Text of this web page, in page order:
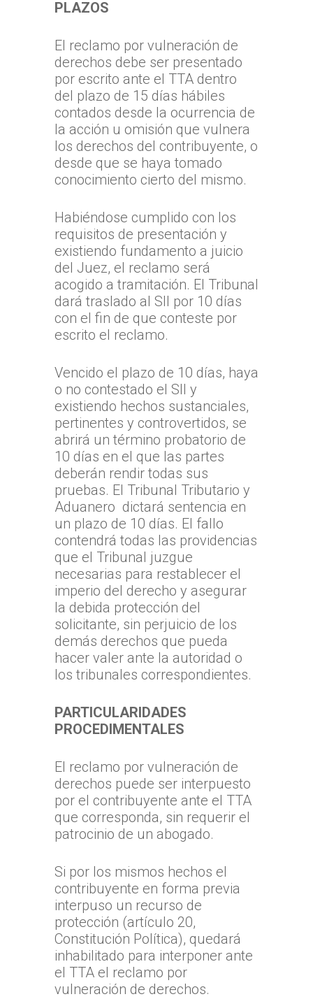
PLAZOS
El reclamo por vulneración de
derechos debe ser presentado
por escrito ante el TTA dentro
del plazo de 15 días hábiles
contados desde la ocurrencia de
la acción u omisión que vulnera
los derechos del contribuyente, o
desde que se haya tomado
conocimiento cierto del mismo.
Habiéndose cumplido con los
requisitos de presentación y
existiendo fundamento a juicio
del Juez, el reclamo será
acogido a tramitación. El Tribunal
dará traslado al SII por 10 días
con el fin de que conteste por
escrito el reclamo.
Vencido el plazo de 10 días, haya
o no contestado el SII y
existiendo hechos sustanciales,
pertinentes y controvertidos, se
abrirá un término probatorio de
10 días en el que las partes
deberán rendir todas sus
pruebas. El Tribunal Tributario y
Aduanero dictará sentencia en
un plazo de 10 días. El fallo
contendrá todas las providencias
que el Tribunal juzgue
necesarias para restablecer el
imperio del derecho y asegurar
la debida protección del
solicitante, sin perjuicio de los
demás derechos que pueda
hacer valer ante la autoridad o
los tribunales correspondientes.
PARTICULARIDADES
PROCEDIMENTALES
El reclamo por vulneración de
derechos puede ser interpuesto
por el contribuyente ante el TTA
que corresponda, sin requerir el
patrocinio de un abogado.
Si por los mismos hechos el
contribuyente en forma previa
interpuso un recurso de
protección (artículo 20,
Constitución Política), quedará
inhabilitado para interponer ante
el TTA el reclamo por
vulneración de derechos.
Qué es TTA
Estadísticas TTA
TTA Transparente
Solicitud de acceso a la
información
Preguntas Frecuentes
Qué y cómo
Qué reclamar
Procedimientos y
Reclamación
Cómo presentar un
Documentación
Actividad TTA
Normativa
Jurisprudencia
Sentencias Definitivas
Certificados de
OJVTTA
Tribunales por
Zona Norte
TTA de la Región de
Parinacota
TTA de la Región de
TTA de la Región de
Antofagasta
TTA de la Región de
TTA de la Región de
Coquimbo
Zona Centro
Valparaíso
TTA de la Región
Metropolitana
TTA de la Región del
Libertador General
O`Higgins
TTA de la Región del
Región del BioBío
TTA de la Región de
Araucanía
TTA de la Región de
TTA de la Región de
TTA de la Región de
Campo
TTA de la Región de
Magallanes y la
Noticias
Fallos Relevantes
TTA
Atención Soporte
Lunes a Viernes entre
08:00 a 17:00